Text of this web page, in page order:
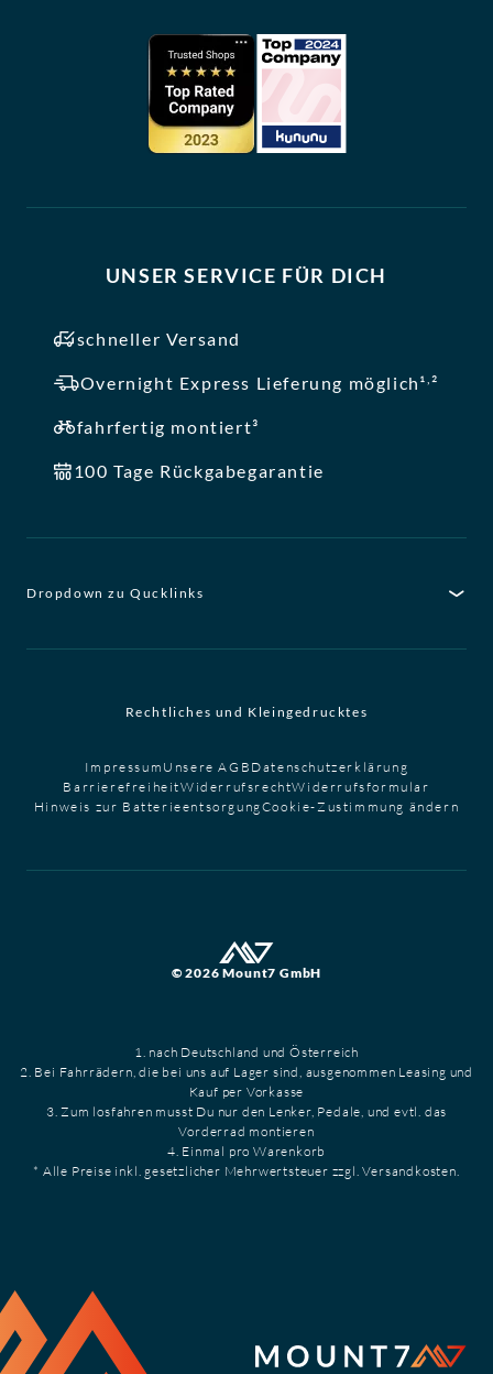
UNSER SERVICE FÜR DICH
schneller Versand
Overnight Express Lieferung möglich¹,²
fahrfertig montiert³
100 Tage Rückgabegarantie
Dropdown zu Qucklinks
Rechtliches und Kleingedrucktes
Impressum Unsere AGB Datenschutzerklärung
BarrierefreiheitWiderrufsrechtWiderrufsformular
Hinweis zur BatterieentsorgungCookie-Zustimmung ändern
© 2026 Mount7 GmbH
1. nach Deutschland und Österreich
2. Bei Fahrrädern, die bei uns auf Lager sind, ausgenommen Leasing und
Kauf per Vorkasse
3. Zum losfahren musst Du nur den Lenker, Pedale, und evtl. das
Vorderrad montieren
4. Einmal pro Warenkorb
* Alle Preise inkl. gesetzlicher Mehrwertsteuer zzgl. Versandkosten.